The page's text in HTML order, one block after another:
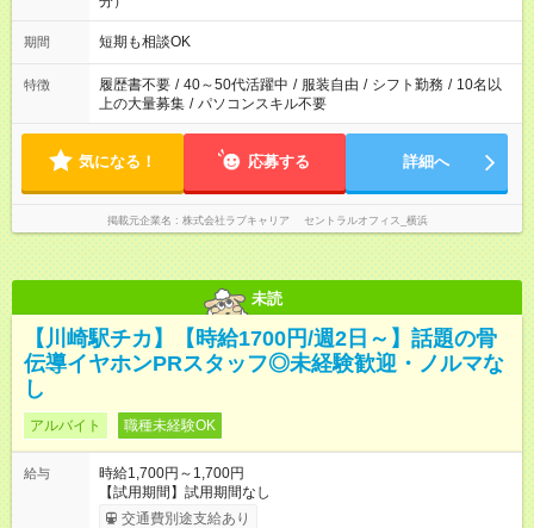
期間 短期も相談OK
特徴 履歴書不要 / 40～50代活躍中 / 服装自由 / シフト勤務 / 10名以
上の大量募集 / パソコンスキル不要
気になる！ 応募する 詳細へ
掲載元企業名 株式会社ラブキャリア セントラルオフィス_横浜
未読
【川崎駅チカ】【時給1700円/週2日～】話題の骨
伝導イヤホンPRスタッフ◎未経験歓迎・ノルマな
し
アルバイト 職種未経験OK
給与
時給1,700円～1,700円
【試用期間】試用期間なし
交通費別途支給あり